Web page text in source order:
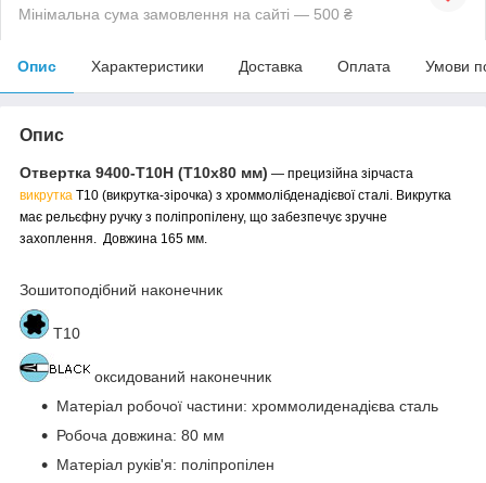
Мінімальна сума замовлення на сайті — 500 ₴
Опис Характеристики Доставка Оплата Умови
Опис
Отвертка 9400-T10H (T10x80 мм) — прецизійна зірчаста
викрутка T10 (викрутка-зірочка) з хроммолібденадієвої сталі. Викрутка
має рельєфну ручку з поліпропілену, що забезпечує зручне
захоплення. Довжина 165 мм.
Зошитоподібний наконечник
T10
оксидований наконечник
Матеріал робочої частини: хроммолиденадієва сталь
Робоча довжина: 80 мм
Матеріал руків'я: поліпропілен